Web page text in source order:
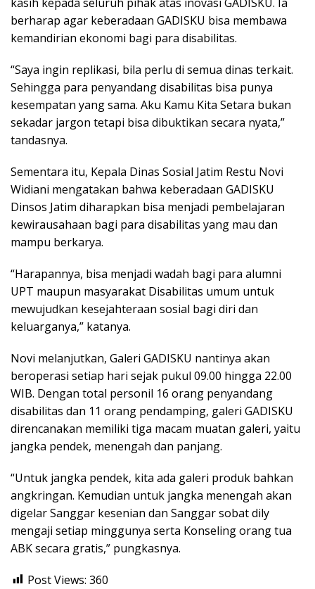
berharap agar keberadaan GADISKU bisa membawa
kemandirian ekonomi bagi para disabilitas.
“Saya ingin replikasi, bila perlu di semua dinas terkait.
Sehingga para penyandang disabilitas bisa punya
kesempatan yang sama. Aku Kamu Kita Setara bukan
sekadar jargon tetapi bisa dibuktikan secara nyata,”
tandasnya.
Sementara itu, Kepala Dinas Sosial Jatim Restu Novi
Widiani mengatakan bahwa keberadaan GADISKU
Dinsos Jatim diharapkan bisa menjadi pembelajaran
kewirausahaan bagi para disabilitas yang mau dan
mampu berkarya.
“Harapannya, bisa menjadi wadah bagi para alumni
UPT maupun masyarakat Disabilitas umum untuk
mewujudkan kesejahteraan sosial bagi diri dan
keluarganya,” katanya.
Novi melanjutkan, Galeri GADISKU nantinya akan
beroperasi setiap hari sejak pukul 09.00 hingga 22.00
WIB. Dengan total personil 16 orang penyandang
disabilitas dan 11 orang pendamping, galeri GADISKU
direncanakan memiliki tiga macam muatan galeri, yaitu
jangka pendek, menengah dan panjang.
“Untuk jangka pendek, kita ada galeri produk bahkan
angkringan. Kemudian untuk jangka menengah akan
digelar Sanggar kesenian dan Sanggar sobat dily
mengaji setiap minggunya serta Konseling orang tua
ABK secara gratis,” pungkasnya.
Post Views: 360